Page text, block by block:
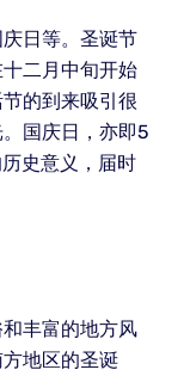
日等。圣诞节
二月中旬开始
的到来吸引很
国庆日，亦即5
史意义，届时
丰富的地方风
地区的圣诞